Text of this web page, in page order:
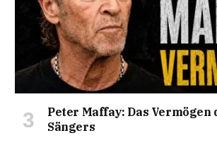
Peter Maffay: Das Vermögen
Sängers